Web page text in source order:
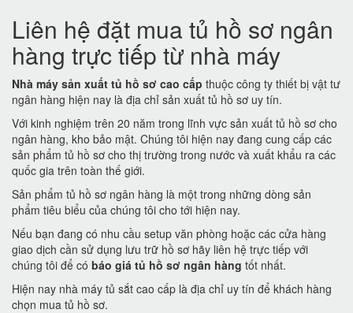
Liên hệ đặt mua tủ hồ sơ ngân
hàng trực tiếp từ nhà máy
Nhà máy sản xuất tủ hồ sơ cao cấp thuộc công ty thiết bị vật tư
ngân hàng hiện nay là địa chỉ sản xuất tủ hồ sơ uy tín.
Với kinh nghiệm trên 20 năm trong lĩnh vực sản xuất tủ hồ sơ cho
ngân hàng, kho bảo mật. Chúng tôi hiện nay đang cung cấp các
sản phẩm tủ hồ sơ cho thị trường trong nước và xuất khẩu ra các
quốc gia trên toàn thế giới.
Sản phẩm tủ hồ sơ ngân hàng là một trong những dòng sản
phẩm tiêu biểu của chúng tôi cho tới hiện nay.
Nếu bạn đang có nhu cầu setup văn phòng hoặc các cửa hàng
giao dịch cần sử dụng lưu trữ hồ sơ hãy liên hệ trực tiếp với
chúng tôi để có báo giá tủ hồ sơ ngân hàng tốt nhất.
Hiện nay nhà máy tủ sắt cao cấp là địa chỉ uy tín để khách hàng
chọn mua tủ hồ sơ.